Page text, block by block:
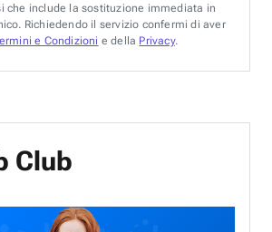
che include la sostituzione immediata in
Richiedendo il servizio confermi di aver
e Condizioni e della Privacy.
Club